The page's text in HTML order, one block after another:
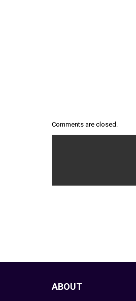
Comments are closed.
ABOUT